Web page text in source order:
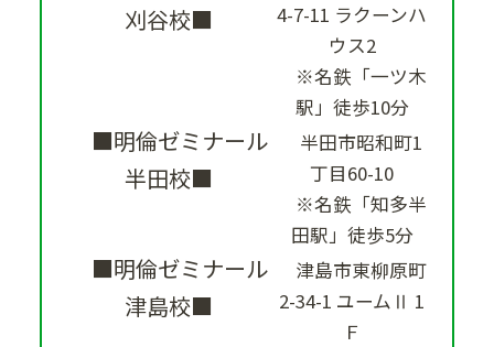
刈谷校■
4-7-11 ラクーンハ
ウス2
※名鉄「一ツ木
駅」徒歩10分
■明倫ゼミナール
半田校■
半田市昭和町1
丁目60-10
※名鉄「知多半
田駅」徒歩5分
■明倫ゼミナール
津島校■
津島市東柳原町
2-34-1 ユームⅡ 1
Ｆ